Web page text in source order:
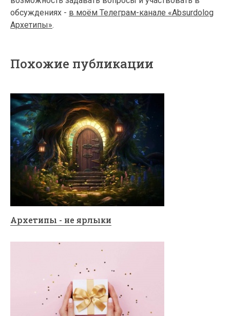
обсуждениях - в моём Телеграм-канале «Absurdolog
Архетипы».
Похожие публикации
Архетипы - не ярлыки